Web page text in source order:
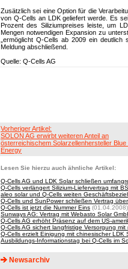
Zusätzlich sei eine Option für die
von Q-Cells an LDK geliefert werde. Es
Prozent des Siliziumpreises leiste, um
Mengen notwendigen Expansion zu
„ermöglicht Q-Cells ab 2009 ein
Meldung abschließend.
Quelle: Q-Cells AG
Vorheriger Artikel:
SOLON AG erwirbt weiteren Anteil an
österreichischem Solarzellenhersteller Blue
Energy
Lesen Sie hierzu auch ähnliche Artikel:
Q-Cells AG und LDK Solar schließen
Q-Cells verlängert Silizium-Liefervertrag mit
aleo solar und Q-Cells weiten
Q-Cells und SunPower schließen Vertrag
Q-Cells ist jetzt die Nummer Eins (01.04.2008)
Sunways AG: Vertrag mit Webasto Solar
Q-Cells AG erhöht Präsenz auf dem US-
Q-Cells AG sichert langfristige Versorgung mit
Q-Cells erzielt Einigung mit chinesischer LDK
Ausbildungs-Informationstag bei Q-Cells im
Newsarchiv